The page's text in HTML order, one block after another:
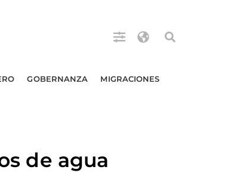
GOBERNANZA MIGRACIONES
de agua